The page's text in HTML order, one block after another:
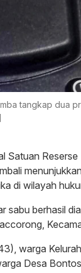
tangkap dua
Satuan
di wilayah
sabu berhasil
warga
Desa